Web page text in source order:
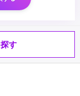
す